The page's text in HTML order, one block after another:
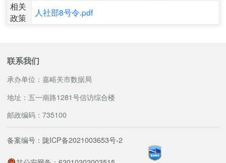
相关
政策
人社部8号令.pdf
联系我们
承办单位：嘉峪关市数据局
地址：五一南路1281号信访综合楼
邮政编码：735100
备案编号：陇ICP备2021003653号-2